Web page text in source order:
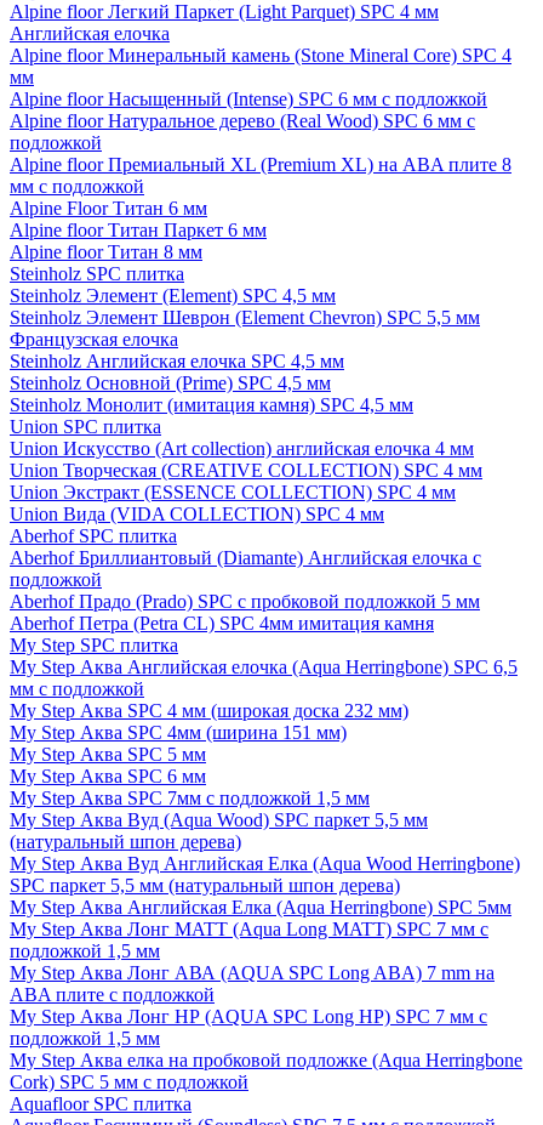
Alpine floor Легкий Паркет (Light Parquet) SPC 4 мм
Английская елочка
Alpine floor Минеральный камень (Stone Mineral Core) SPC 4
мм
Alpine floor Насыщенный (Intense) SPC 6 мм с подложкой
Alpine floor Натуральное дерево (Real Wood) SPC 6 мм с
подложкой
Alpine floor Премиальный XL (Premium XL) на ABA плите 8
мм с подложкой
Alpine Floor Титан 6 мм
Alpine floor Титан Паркет 6 мм
Alpine floor Титан 8 мм
Steinholz SPC плитка
Steinholz Элемент (Element) SPC 4,5 мм
Steinholz Элемент Шеврон (Element Chevron) SPC 5,5 мм
Французская елочка
Steinholz Английская елочка SPC 4,5 мм
Steinholz Основной (Prime) SPC 4,5 мм
Steinholz Монолит (имитация камня) SPC 4,5 мм
Union SPC плитка
Union Искусство (Art collection) английская елочка 4 мм
Union Творческая (CREATIVE COLLECTION) SPC 4 мм
Union Экстракт (ESSENCE COLLECTION) SPC 4 мм
Union Вида (VIDA COLLECTION) SPC 4 мм
Aberhof SPC плитка
Aberhof Бриллиантовый (Diamante) Английская елочка с
подложкой
Aberhof Прадо (Prado) SPC с пробковой подложкой 5 мм
Aberhof Петра (Petra CL) SPC 4мм имитация камня
My Step SPC плитка
My Step Аква Английская елочка (Aqua Herringbone) SPC 6,5
мм с подложкой
My Step Аква SPC 4 мм (широкая доска 232 мм)
My Step Аква SPC 4мм (ширина 151 мм)
My Step Аква SPC 5 мм
My Step Аква SPC 6 мм
My Step Аква SPC 7мм c подложкой 1,5 мм
My Step Аква Вуд (Aqua Wood) SPC паркет 5,5 мм
(натуральный шпон дерева)
My Step Аква Вуд Английская Елка (Aqua Wood Herringbone)
SPC паркет 5,5 мм (натуральный шпон дерева)
My Step Аква Английская Елка (Aqua Herringbone) SPC 5мм
My Step Аква Лонг MATT (Aqua Long MATT) SPC 7 мм с
подложкой 1,5 мм
My Step Аква Лонг АВА (AQUA SPC Long ABA) 7 mm на
ABA плите с подложкой
My Step Аква Лонг НР (AQUA SPC Long HP) SPC 7 мм с
подложкой 1,5 мм
My Step Аква елка на пробковой подложке (Aqua Herringbone
Cork) SPC 5 мм с подложкой
Aquafloor SPC плитка